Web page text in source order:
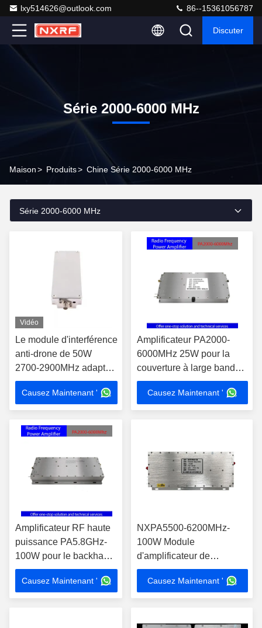
lxy514626@outlook.com 86--15361056787
Discuter
Série 2000-6000 MHz
Maison> Produits> Chine Série 2000-6000 MHz
Série 2000-6000 MHz
Vidéo
Le module d'interférence
anti-drone de 50W
2700-2900MHz adapté
aux prisons, module de
nitrure de gallium
personnalisé, prenant
en charge plusieurs
fréquences
Causez Maintenant '
Amplificateur PA2000-
6000MHz 25W pour la
couverture à large bande
et la sortie à haut gain
dans la communication à
haute fréquence
Causez Maintenant '
Amplificateur RF haute
puissance PA5.8GHz-
100W pour le backhaul
et la surveillance sans fil
Causez Maintenant '
NXPA5500-6200MHz-
100W Module
d'amplificateur de
puissance RF portable
Système anti-drone et anti-
UAV haute puissance
Causez Maintenant '